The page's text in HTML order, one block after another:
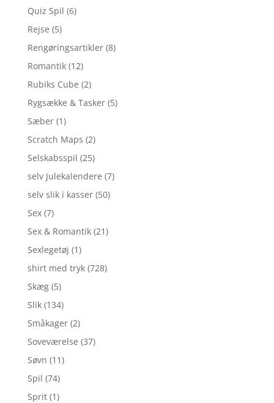
Quiz Spil (6)
Rejse (5)
Rengøringsartikler (8)
Romantik (12)
Rubiks Cube (2)
Rygsække & Tasker (5)
Sæber (1)
Scratch Maps (2)
Selskabsspil (25)
selv Julekalendere (7)
selv slik i kasser (50)
Sex (7)
Sex & Romantik (21)
Sexlegetøj (1)
shirt med tryk (728)
Skæg (5)
Slik (134)
Småkager (2)
Soveværelse (37)
Søvn (11)
Spil (74)
Sprit (1)